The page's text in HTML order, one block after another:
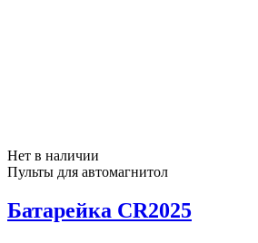
Нет в наличии
Пульты для автомагнитол
Батарейка CR2025